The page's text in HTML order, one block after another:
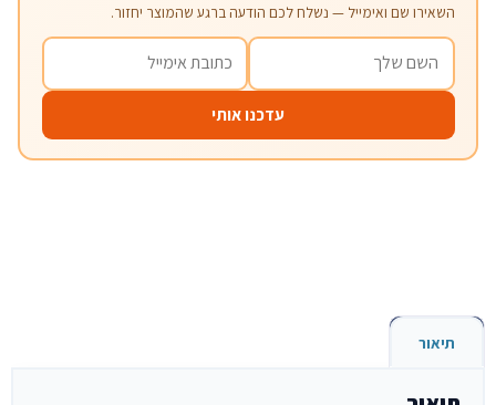
השאירו שם ואימייל — נשלח לכם הודעה ברגע שהמוצר יחזור.
עדכנו אותי
תיאור